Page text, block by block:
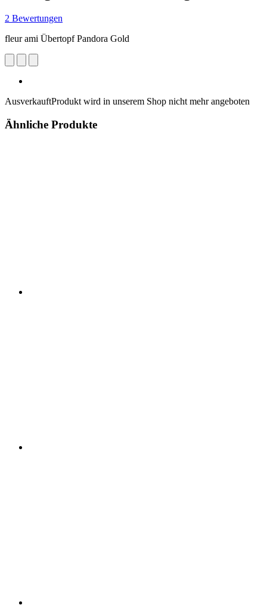
2 Bewertungen
fleur ami Übertopf Pandora Gold
AusverkauftProdukt wird in unserem Shop nicht mehr angeboten
Ähnliche Produkte